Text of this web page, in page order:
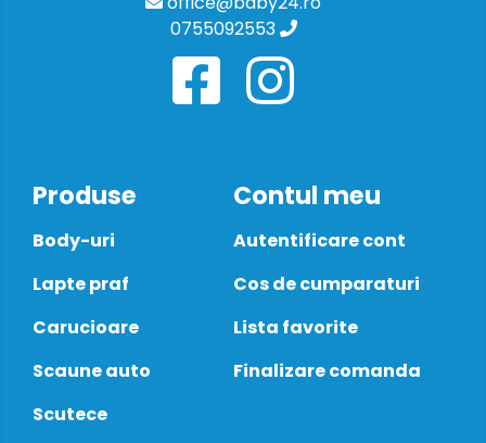
0755092553
Produse
Body-uri
Lapte praf
Carucioare
Scaune auto
Scutece
Contul meu
Autentificare cont
Cos de cumparaturi
Lista favorite
Finalizare comanda